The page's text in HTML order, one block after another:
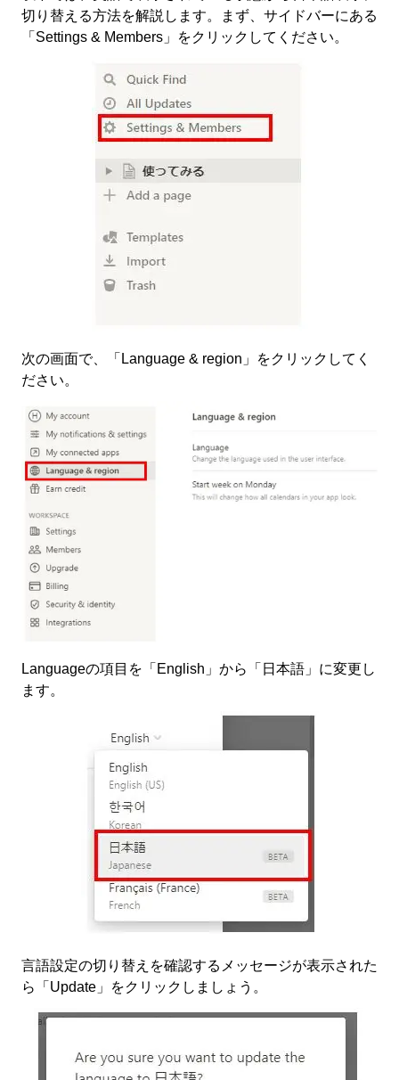
切り替える方法を解説します。まず、サイドバーにある
「Settings & Members」をクリックしてください。
次の画面で、「Language & region」をクリックしてく
ださい。
Languageの項目を「English」から「日本語」に変更し
ます。
言語設定の切り替えを確認するメッセージが表示された
ら「Update」をクリックしましょう。